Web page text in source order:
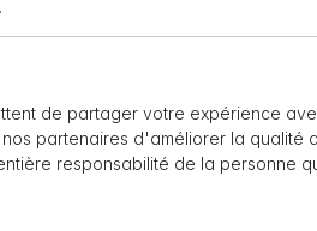
de partager votre expérience
partenaires d'améliorer la qualité
responsabilité de la personne